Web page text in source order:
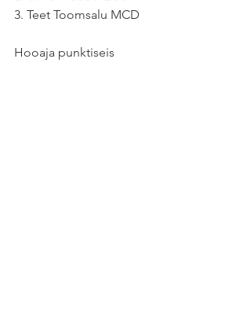
3. Teet Toomsalu MCD
Hooaja punktiseis